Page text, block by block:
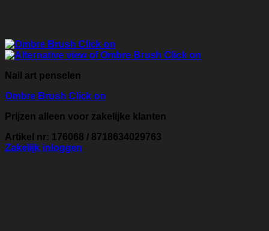
Nail art penselen
Ombre Brush Click on
Prijzen alleen voor zakelijke klanten
Artikel nr: 176068 / 8718634029763
Zakelijk inloggen